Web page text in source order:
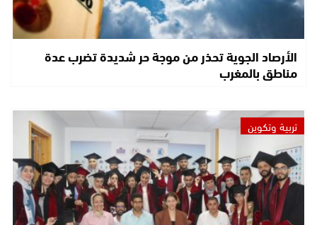
الأرصاد الجوية تحذر من موجة حر شديدة تضرب عدة
مناطق بالمغرب
تربية وتكوين